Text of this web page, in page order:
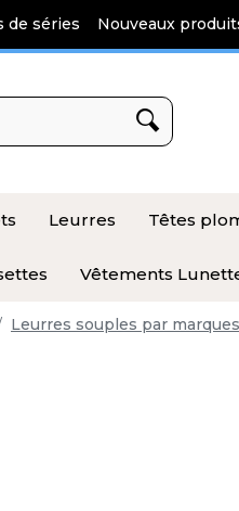
de séries Nouveaux
Leurres Têtes
Vêtements
Leurres souples par marques